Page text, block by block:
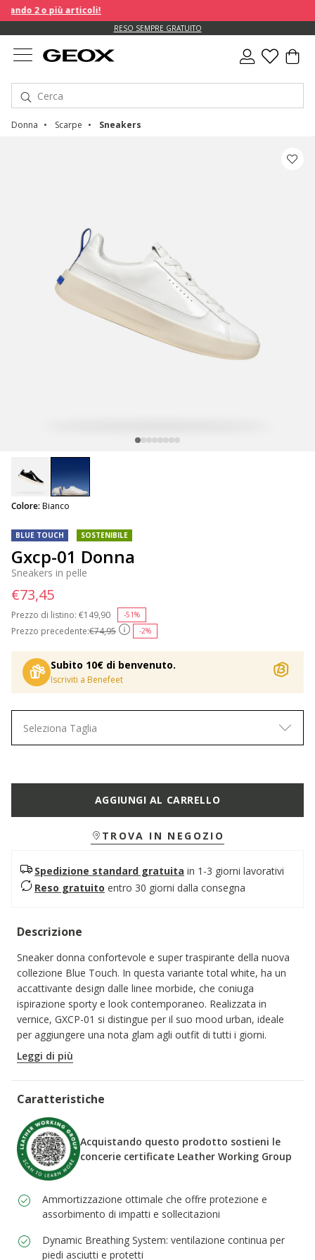
2 o più articoli!
RESO SEMPRE GRATUITO
Donna Scarpe Sneakers
BLUE TOUCH SOSTENIBILE
Gxcp-01 Donna
Sneakers in pelle
Prezzo precedente:€74,95 -2%
Prezzo di listino: Price reduced from
€149,90 -51%
€73,45
Subito 10€ di benvenuto.
Iscriviti a Benefeet
Colore: Bianco
Seleziona Taglia
AGGIUNGI AL CARRELLO
TROVA IN NEGOZIO
Spedizione standard gratuita in 1-3 giorni lavorativi
Reso gratuito entro 30 giorni dalla consegna
Descrizione
Sneaker donna confortevole e super traspirante della nuova
collezione Blue Touch. In questa variante total white, ha un
accattivante design dalle linee morbide, che coniuga
ispirazione sporty e look contemporaneo. Realizzata in
vernice, GXCP-01 si distingue per il suo mood urban, ideale
per aggiungere una nota glam agli outfit di tutti i giorni.
CODICE PRODOTTO:
Leggi di più
Caratteristiche
Acquistando questo prodotto sostieni le
concerie certificate Leather Working Group
Ammortizzazione ottimale che offre protezione e
assorbimento di impatti e sollecitazioni
Dynamic Breathing System: ventilazione continua per
piedi asciutti e protetti